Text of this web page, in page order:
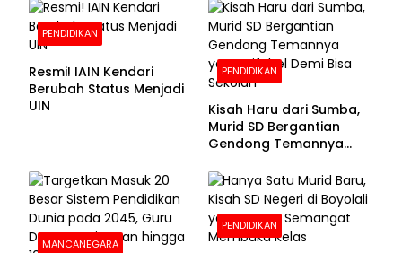
PENDIDIKAN
Resmi! IAIN Kendari
Berubah Status Menjadi
UIN
PENDIDIKAN
Kisah Haru dari Sumba,
Murid SD Bergantian
Gendong Temannya
Sekolah
MANCANEGARA
PENDIDIKAN